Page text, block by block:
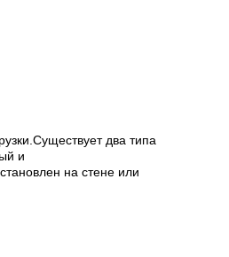
два типа
и
на стене или